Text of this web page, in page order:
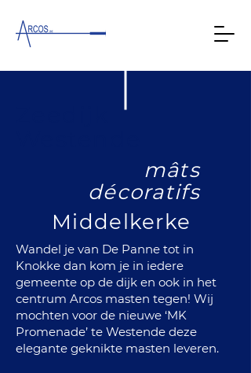
mâts
décoratifs
Middelkerke
Wandel je van De Panne tot in
Knokke dan kom je in iedere
gemeente op de dijk en ook in het
centrum Arcos masten tegen! Wij
mochten voor de nieuwe ‘MK
Promenade’ te Westende deze
elegante geknikte masten leveren.